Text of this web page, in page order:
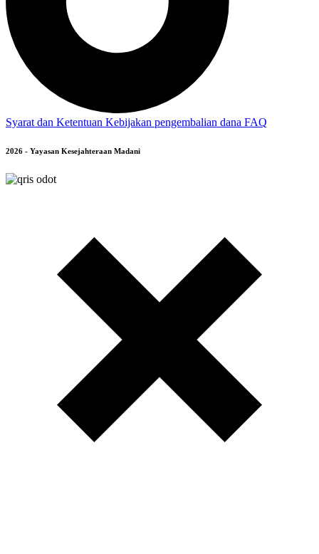
Syarat dan Ketentuan Kebijakan pengembalian dana FAQ
2026 - Yayasan Kesejahteraan Madani